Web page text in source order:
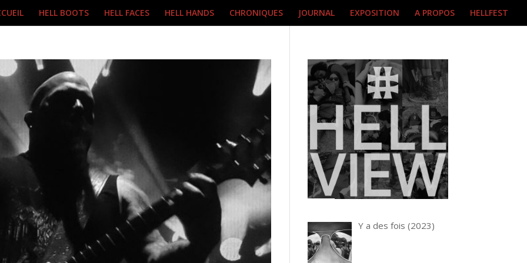
HELL BOOTS HELL FACES HELL HANDS CHRONIQUES JOURNAL EXPOSITION A PROPOS HELLFEST
Y a des fois (2023)